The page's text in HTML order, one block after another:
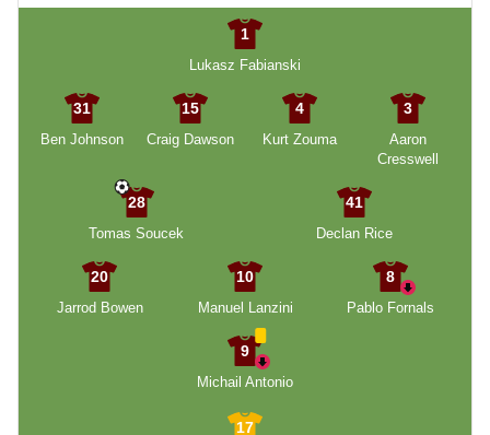
1
Lukasz Fabianski
31
Ben Johnson
15
Craig Dawson
4
Kurt Zouma
3
Aaron
Cresswell
28
Tomas Soucek
41
Declan Rice
20
Jarrod Bowen
10
Manuel Lanzini
8
Pablo Fornals
9
Michail Antonio
17